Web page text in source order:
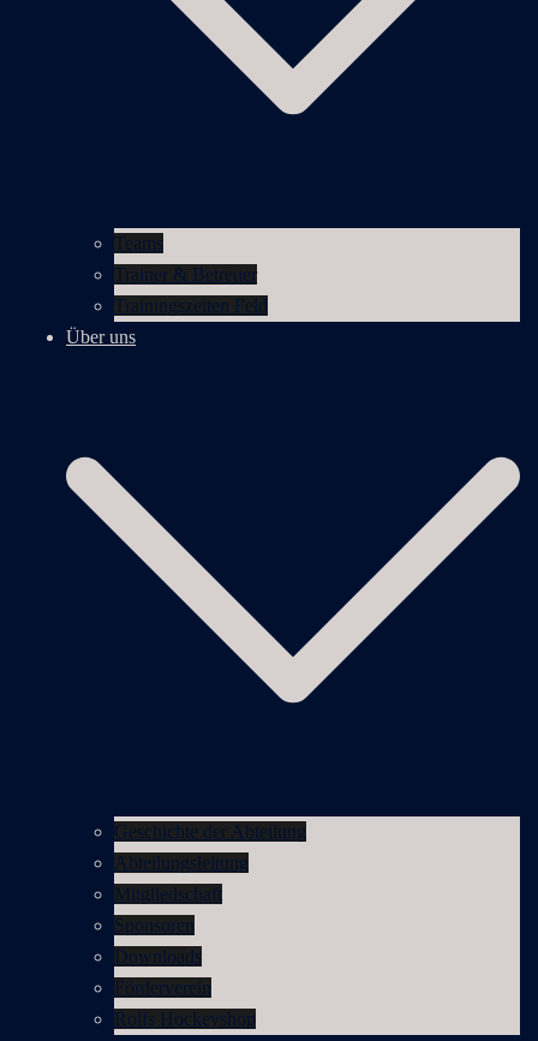
Teams
Trainer & Betreuer
Trainingszeiten Feld
Über uns
Geschichte der Abteilung
Abteilungsleitung
Mitgliedschaft
Sponsoren
Downloads
Förderverein
Rolfs Hockeyshop